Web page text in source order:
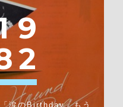
9
2
涙のBirthday」もう